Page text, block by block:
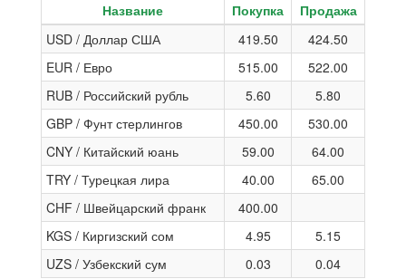
Название Покупка
Продажа
USD / Доллар США
419.50
424.50
EUR / Евро
515.00
522.00
RUB / Российский рубль
5.60
5.80
GBP / Фунт стерлингов
450.00
530.00
CNY / Китайский юань
59.00
64.00
TRY / Турецкая лира
40.00
65.00
CHF / Швейцарский франк
400.00
KGS / Киргизский сом
4.95
5.15
UZS / Узбекский сум
0.03 0.04